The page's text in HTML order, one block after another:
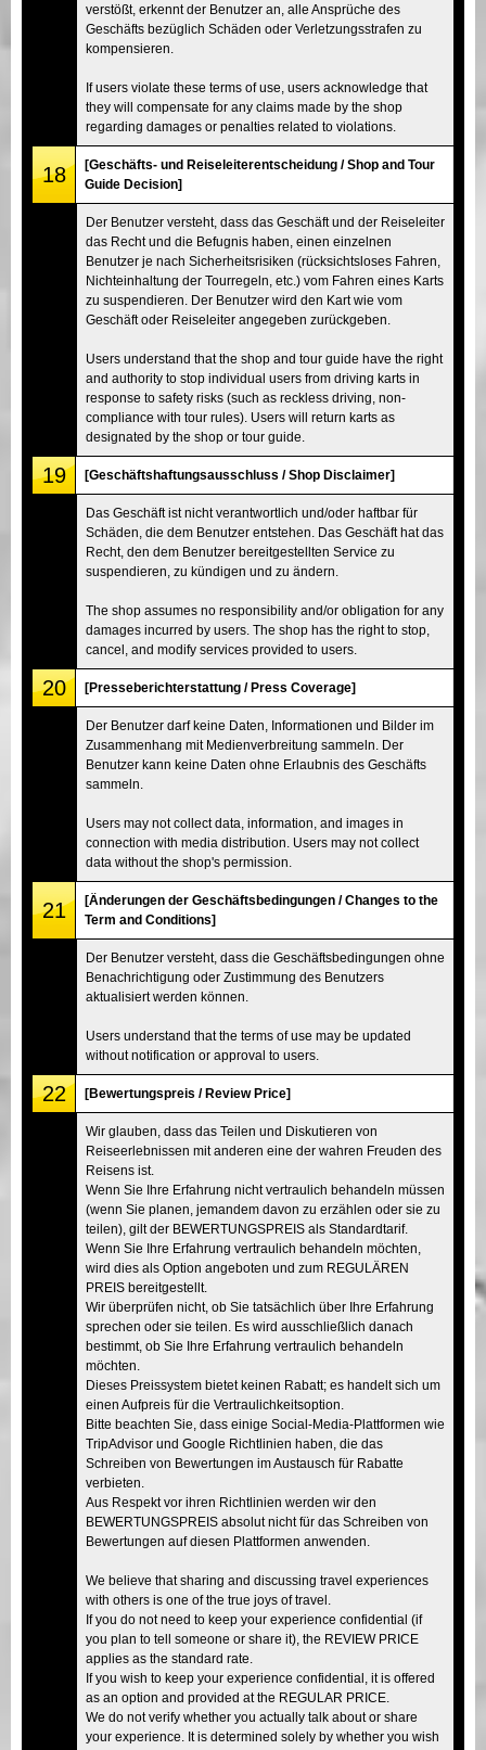
verstößt, erkennt der Benutzer an, alle Ansprüche des
Geschäfts bezüglich Schäden oder Verletzungsstrafen zu
kompensieren.
If users violate these terms of use, users acknowledge that
they will compensate for any claims made by the shop
regarding damages or penalties related to violations.
18
[Geschäfts- und Reiseleiterentscheidung / Shop and Tour
Guide Decision]
Der Benutzer versteht, dass das Geschäft und der Reiseleiter
das Recht und die Befugnis haben, einen einzelnen
Benutzer je nach Sicherheitsrisiken (rücksichtsloses Fahren,
Nichteinhaltung der Tourregeln, etc.) vom Fahren eines Karts
zu suspendieren. Der Benutzer wird den Kart wie vom
Geschäft oder Reiseleiter angegeben zurückgeben.
Users understand that the shop and tour guide have the right
and authority to stop individual users from driving karts in
response to safety risks (such as reckless driving, non-
compliance with tour rules). Users will return karts as
designated by the shop or tour guide.
19 [Geschäftshaftungsausschluss / Shop Disclaimer]
Das Geschäft ist nicht verantwortlich und/oder haftbar für
Schäden, die dem Benutzer entstehen. Das Geschäft hat das
Recht, den dem Benutzer bereitgestellten Service zu
suspendieren, zu kündigen und zu ändern.
The shop assumes no responsibility and/or obligation for any
damages incurred by users. The shop has the right to stop,
cancel, and modify services provided to users.
20 [Presseberichterstattung / Press Coverage]
Der Benutzer darf keine Daten, Informationen und Bilder im
Zusammenhang mit Medienverbreitung sammeln. Der
Benutzer kann keine Daten ohne Erlaubnis des Geschäfts
sammeln.
Users may not collect data, information, and images in
connection with media distribution. Users may not collect
data without the shop's permission.
21
[Änderungen der Geschäftsbedingungen / Changes to the
Term and Conditions]
Der Benutzer versteht, dass die Geschäftsbedingungen ohne
Benachrichtigung oder Zustimmung des Benutzers
aktualisiert werden können.
Users understand that the terms of use may be updated
without notification or approval to users.
22 [Bewertungspreis / Review Price]
Wir glauben, dass das Teilen und Diskutieren von
Reiseerlebnissen mit anderen eine der wahren Freuden des
Reisens ist.
Wenn Sie Ihre Erfahrung nicht vertraulich behandeln müssen
(wenn Sie planen, jemandem davon zu erzählen oder sie zu
teilen), gilt der BEWERTUNGSPREIS als Standardtarif.
Wenn Sie Ihre Erfahrung vertraulich behandeln möchten,
wird dies als Option angeboten und zum REGULÄREN
PREIS bereitgestellt.
Wir überprüfen nicht, ob Sie tatsächlich über Ihre Erfahrung
sprechen oder sie teilen. Es wird ausschließlich danach
bestimmt, ob Sie Ihre Erfahrung vertraulich behandeln
möchten.
Dieses Preissystem bietet keinen Rabatt; es handelt sich um
einen Aufpreis für die Vertraulichkeitsoption.
Bitte beachten Sie, dass einige Social-Media-Plattformen wie
TripAdvisor und Google Richtlinien haben, die das
Schreiben von Bewertungen im Austausch für Rabatte
verbieten.
Aus Respekt vor ihren Richtlinien werden wir den
BEWERTUNGSPREIS absolut nicht für das Schreiben von
Bewertungen auf diesen Plattformen anwenden.
We believe that sharing and discussing travel experiences
with others is one of the true joys of travel.
If you do not need to keep your experience confidential (if
you plan to tell someone or share it), the REVIEW PRICE
applies as the standard rate.
If you wish to keep your experience confidential, it is offered
as an option and provided at the REGULAR PRICE.
We do not verify whether you actually talk about or share
your experience. It is determined solely by whether you wish